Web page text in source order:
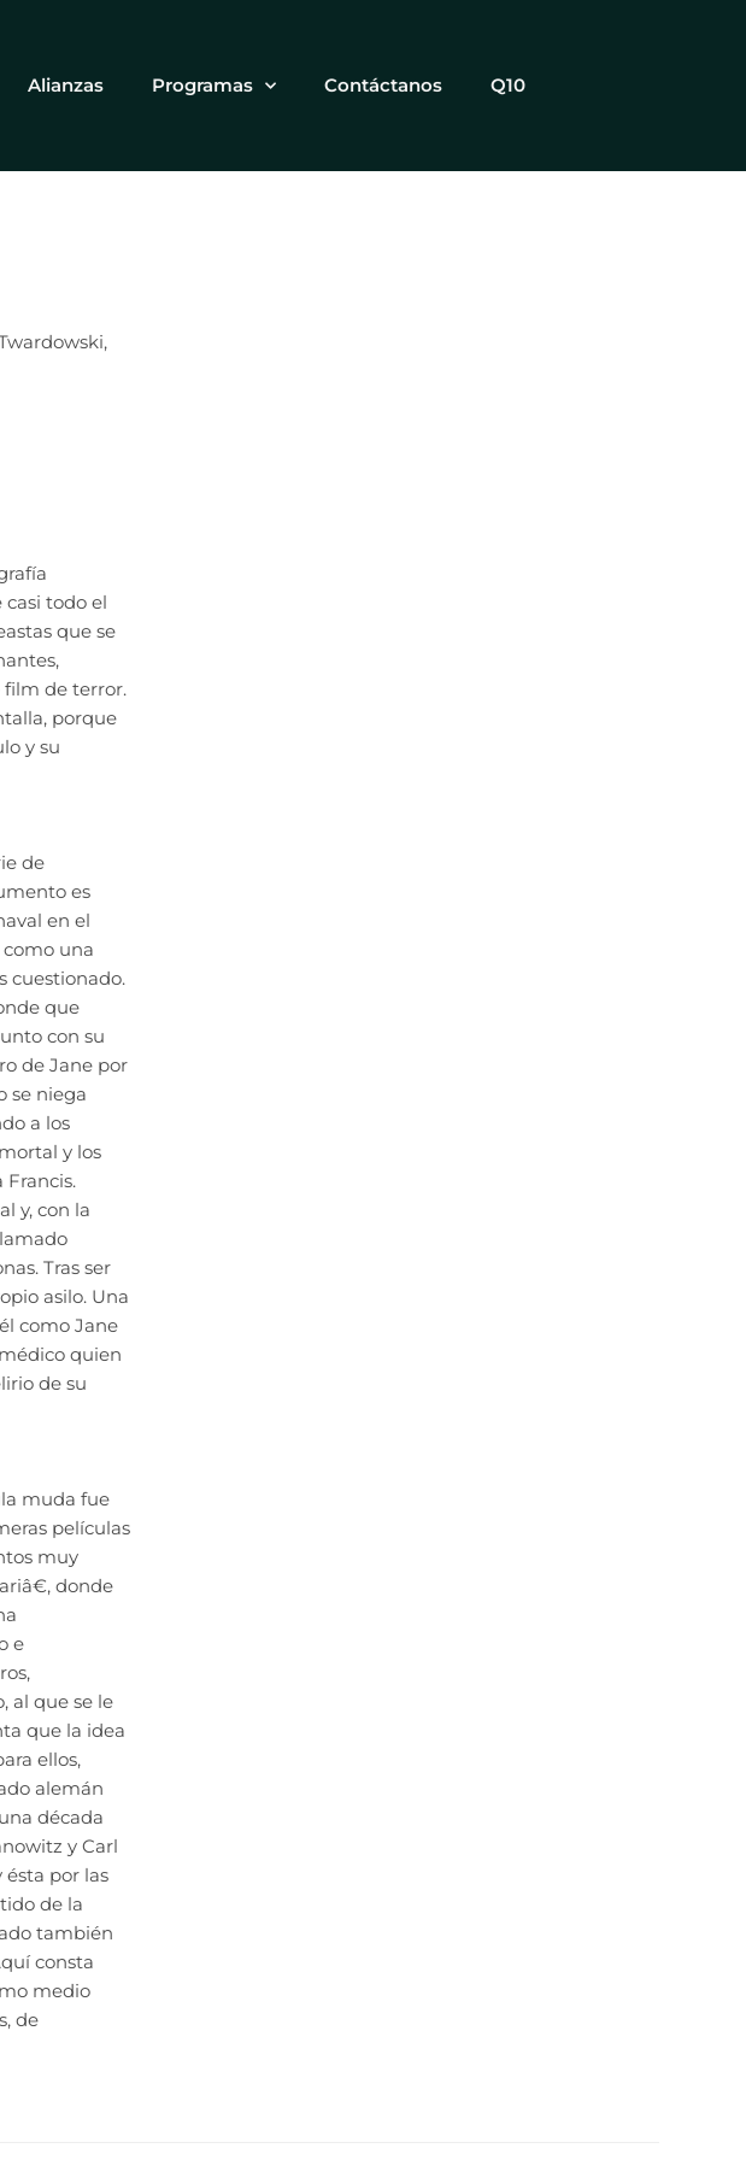
Alianzas Programas Contáctanos Q10
todo el
que se
film de terror.
porque
y su
de
es
en el
una
cuestionado.
que
con su
de Jane por
se niega
a los
y los
y, con la
Tras ser
asilo. Una
como Jane
quien
de su
muda fue
películas
muy
donde
e
al que se le
que la idea
ellos,
alemán
década
y Carl
por las
de la
también
consta
medio
de